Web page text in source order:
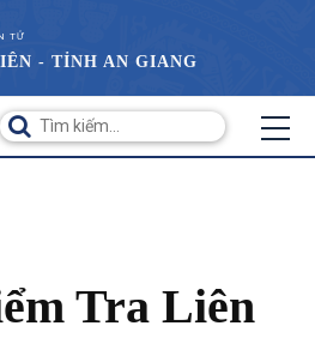
TỬ
- TỈNH AN GIANG
Tra Liên